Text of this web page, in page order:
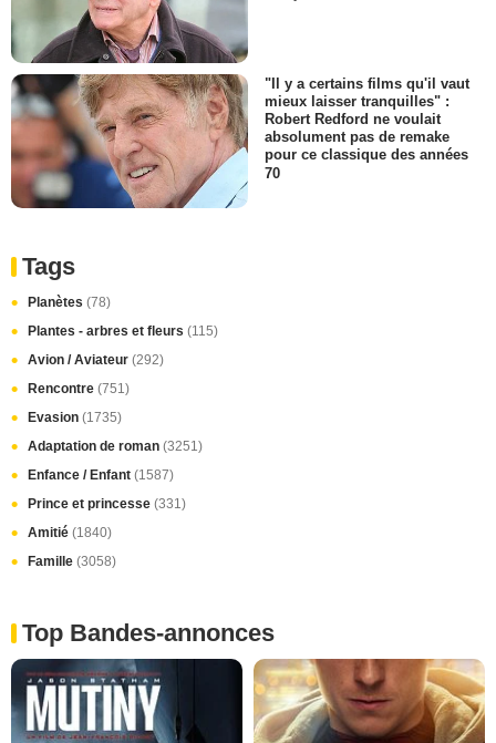
"Il y a certains films qu'il vaut
mieux laisser tranquilles" :
Robert Redford ne voulait
absolument pas de remake
pour ce classique des années
70
Tags
Planètes (78)
Plantes - arbres et fleurs (115)
Avion / Aviateur (292)
Rencontre (751)
Evasion (1735)
Adaptation de roman (3251)
Enfance / Enfant (1587)
Prince et princesse (331)
Amitié (1840)
Famille (3058)
Top Bandes-annonces